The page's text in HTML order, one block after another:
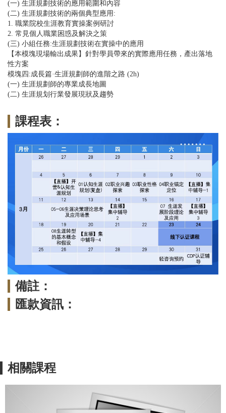
(一) 生涯規劃技術的應用範圍和內容
(二) 生涯規劃技術的兩個典型應用:
1. 職業院校生涯教育實操案例研討
2. 常見個人職業困惑及解決之策
(三) 小組任務:生涯規劃技術在實操中的應用
【本模塊現場輸出成果】針對學員帶來的實際應用任務，產出落地
性方案
模塊四:成長篇·生涯規劃師的進階之路 (2h)
(一) 生涯規劃師的專業成長地圖
(二) 生涯規划行業發展現狀及趨勢
課程表：
備註：
匯款資訊：
相關課程